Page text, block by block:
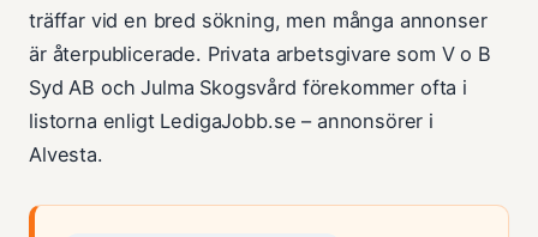
träffar vid en bred sökning, men många annonser
är återpublicerade. Privata arbetsgivare som V o B
Syd AB och Julma Skogsvård förekommer ofta i
listorna enligt LedigaJobb.se – annonsörer i
Alvesta.